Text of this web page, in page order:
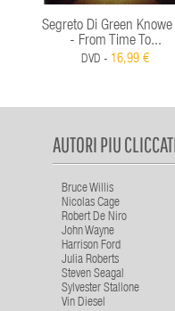
Segreto Di Green Knowe
- From Time To...
DVD - 16,99 €
AUTORI PIU
Bruce Willis
Nicolas Cage
Robert De Niro
John Wayne
Harrison Ford
Julia Roberts
Steven Seagal
Sylvester Stallone
Vin Diesel